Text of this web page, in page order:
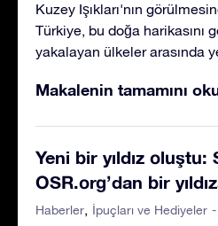
Kuzey Işıkları'nın
Türkiye, bu doğa harikasını
yakalayan ülkeler arasında
Makalenin tamamını
Yeni bir yıldız oluştu:
OSR.org’dan bir
Haberler İpuçları ve Hediyeler